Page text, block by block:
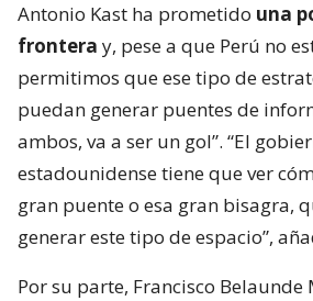
Antonio Kast ha prometido una
frontera y, pese a que Perú no
permitimos que ese tipo de
puedan generar puentes de
ambos, va a ser un gol”. “El
estadounidense tiene que ver
gran puente o esa gran bisagra,
generar este tipo de espacio”,
Por su parte, Francisco Belaunde